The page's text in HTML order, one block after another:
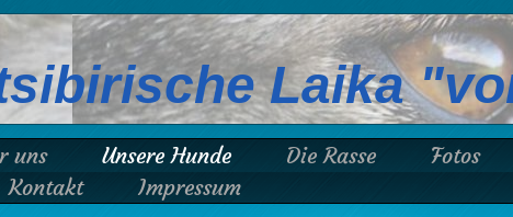
Laika
uns Unsere Hunde Die Rasse Fotos
Kontakt Impressum